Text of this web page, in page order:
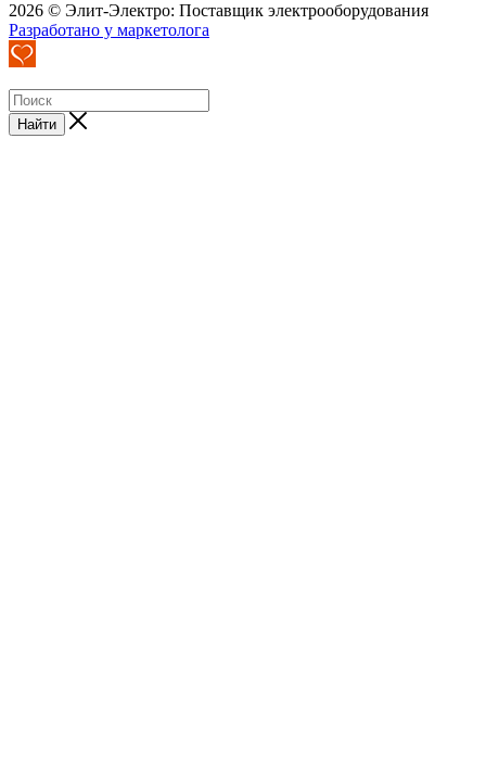
2026 © Элит-Электро: Поставщик электрооборудования
Разработано у маркетолога
Найти